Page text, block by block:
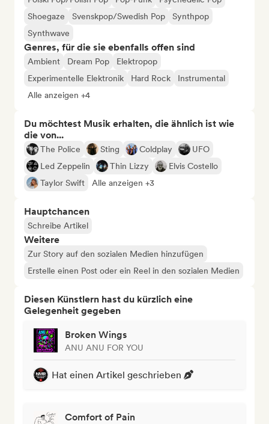
Shoegaze
Svenskpop/Swedish Pop
Synthpop
Synthwave
Genres, für die sie ebenfalls offen sind
Ambient Dream Pop
Elektropop
Experimentelle Elektronik
Hard Rock
Instrumental
Alle anzeigen +4
Du möchtest Musik erhalten, die ähnlich ist wie
die von...
The Police Sting Coldplay
UFO
Led Zeppelin
Thin Lizzy
Elvis Costello
Taylor Swift
Alle anzeigen +3
Hauptchancen
Schreibe Artikel
Weitere
Zur Story auf den sozialen Medien hinzufügen
Erstelle einen Post oder ein Reel in den sozialen Medien
Diesen Künstlern hast du kürzlich eine
Gelegenheit gegeben
Broken Wings
ANU ANU FOR YOU
Hat einen Artikel geschrieben
Comfort of Pain